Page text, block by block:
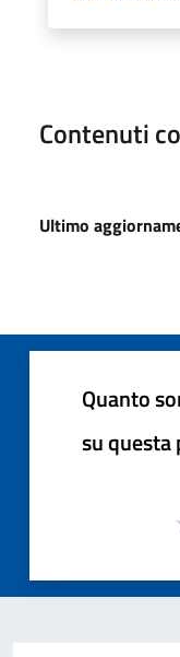
Contenuti
Ultimo
Quanto
su questa